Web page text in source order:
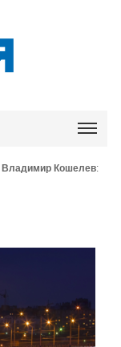
Владимир Кошелев: